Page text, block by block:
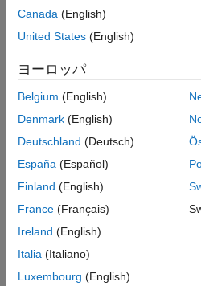
例
チェック情報
参考
使用しない場合があります。コ
るため、省略に気付かない可能
が使用されない場合に、非
にキャストします。
チェッカーは、戻り値が使用さ
キャストされない場合に
以
定します。
ただし、関数の 、
strncat
で、フラグは設定されません。
トラブルシューティング
Canada (English)
United States (English)
ヨーロッパ
Belgium (English)
Denmark (English)
Deutschland (Deutsch)
España (Español)
Finland (English)
France (Français)
Ireland (English)
Italia (Italiano)
Luxembourg (English)